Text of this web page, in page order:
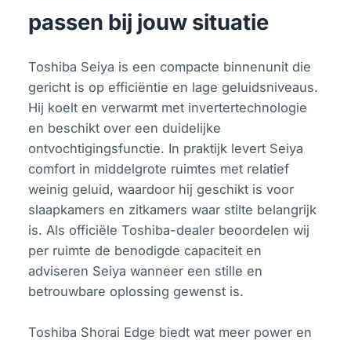
passen bij jouw situatie
Toshiba Seiya is een compacte binnenunit die
gericht is op efficiëntie en lage geluidsniveaus.
Hij koelt en verwarmt met invertertechnologie
en beschikt over een duidelijke
ontvochtigingsfunctie. In praktijk levert Seiya
comfort in middelgrote ruimtes met relatief
weinig geluid, waardoor hij geschikt is voor
slaapkamers en zitkamers waar stilte belangrijk
is. Als officiële Toshiba-dealer beoordelen wij
per ruimte de benodigde capaciteit en
adviseren Seiya wanneer een stille en
betrouwbare oplossing gewenst is.
Toshiba Shorai Edge biedt wat meer power en